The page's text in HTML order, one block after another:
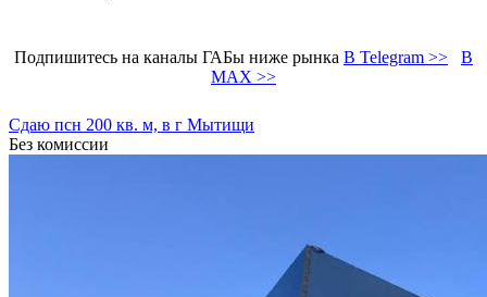
Подпишитесь на каналы ГАБы ниже рынка В Telegram >>
В
MAX >>
Сдаю псн 200 кв. м, в г Мытищи
Без комиссии